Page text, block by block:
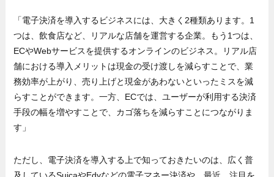
「電子決済を導入するビジネスには、大きく2種類あります。1
つは、飲食店など、リアルな店舗を運営する企業。もう1つは、
ECやWebサービスを提供するオンラインのビジネス。リアル店
舗における導入メリットは現金の受け渡しを減らすことで、業
務効率が上がり、売り上げと現金があわないといったミスを減
らすことができます。一方、ECでは、ユーザーが利用する決済
手段の幅を増やすことで、カゴ落ちを減らすことにつながりま
す」
ただし、電子決済を導入する上で知っておきたいのは、広く普
及しているSuicaやEdyなどの電子マネー決済や、最近、注目を